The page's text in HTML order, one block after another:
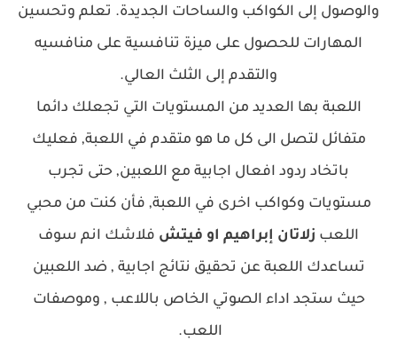
والوصول إلى الكواكب والساحات الجديدة. تعلم وتحسين
المهارات للحصول على ميزة تنافسية على منافسيه
والتقدم إلى الثلث العالي.
اللعبة بها العديد من المستويات التي تجعلك دائما
متفائل لتصل الى كل ما هو متقدم في اللعبة, فعليك
باتخاد ردود افعال اجابية مع اللعبين, حتى تجرب
مستويات وكواكب اخرى في اللعبة, فأن كنت من محبي
اللعب زلاتان إبراهيم او فيتش فلاشك انم سوف
تساعدك اللعبة عن تحقيق نتائج اجابية , ضد اللعبين
حيث ستجد اداء الصوتي الخاص باللاعب , وموصفات
اللعب.